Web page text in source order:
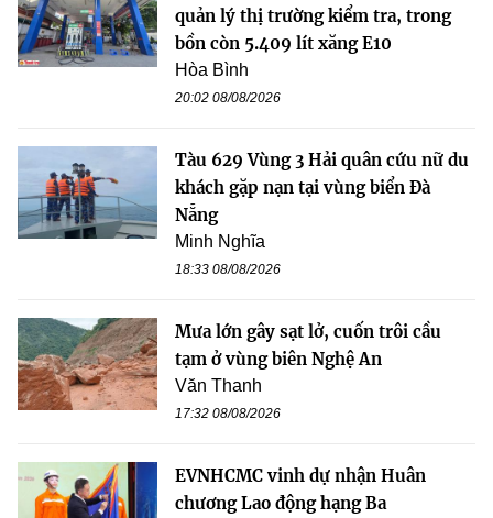
quản lý thị trường kiểm tra, trong
bồn còn 5.409 lít xăng E10
Hòa Bình
20:02 08/08/2026
Tàu 629 Vùng 3 Hải quân cứu nữ du
khách gặp nạn tại vùng biển Đà
Nẵng
Minh Nghĩa
18:33 08/08/2026
Mưa lớn gây sạt lở, cuốn trôi cầu
tạm ở vùng biên Nghệ An
Văn Thanh
17:32 08/08/2026
EVNHCMC vinh dự nhận Huân
chương Lao động hạng Ba